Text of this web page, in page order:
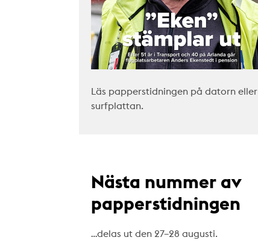
Läs papperstidningen på datorn eller
surfplattan.
Nästa nummer av
papperstidningen
…delas ut den 27–28 augusti.